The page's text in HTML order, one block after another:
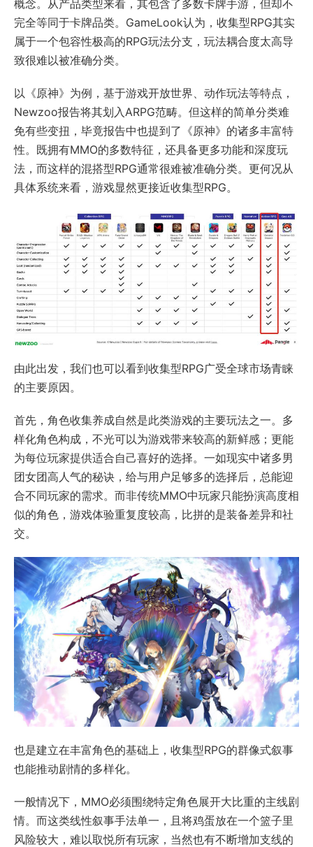
概念。从产品类型来看，其包含了多数卡牌手游，但却不
完全等同于卡牌品类。GameLook认为，收集型RPG其实
属于一个包容性极高的RPG玩法分支，玩法耦合度太高导
致很难以被准确分类。
以《原神》为例，基于游戏开放世界、动作玩法等特点，
Newzoo报告将其划入ARPG范畴。但这样的简单分类难
免有些变扭，毕竟报告中也提到了《原神》的诸多丰富特
性。既拥有MMO的多数特征，还具备更多功能和深度玩
法，而这样的混搭型RPG通常很难被准确分类。更何况从
具体系统来看，游戏显然更接近收集型RPG。
由此出发，我们也可以看到收集型RPG广受全球市场青睐
的主要原因。
首先，角色收集养成自然是此类游戏的主要玩法之一。多
样化角色构成，不光可以为游戏带来较高的新鲜感；更能
为每位玩家提供适合自己喜好的选择。一如现实中诸多男
团女团高人气的秘诀，给与用户足够多的选择后，总能迎
合不同玩家的需求。而非传统MMO中玩家只能扮演高度相
似的角色，游戏体验重复度较高，比拼的是装备差异和社
交。
也是建立在丰富角色的基础上，收集型RPG的群像式叙事
也能推动剧情的多样化。
一般情况下，MMO必须围绕特定角色展开大比重的主线剧
情。而这类线性叙事手法单一，且将鸡蛋放在一个篮子里
风险较大，难以取悦所有玩家，当然也有不断增加支线的